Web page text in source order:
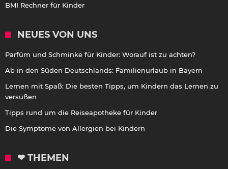
BMI Rechner für Kinder
NEUES VON UNS
Parfüm und Schminke für Kinder: Worauf ist zu achten?
Ab in den Süden Deutschlands: Familienurlaub in Bayern
Lernen mit Spaß: Die besten Tipps, um Kindern das Lernen zu
versüßen
Tipps rund um die Reiseapotheke für Kinder
Die Symptome von Allergien bei Kindern
❤ THEMEN